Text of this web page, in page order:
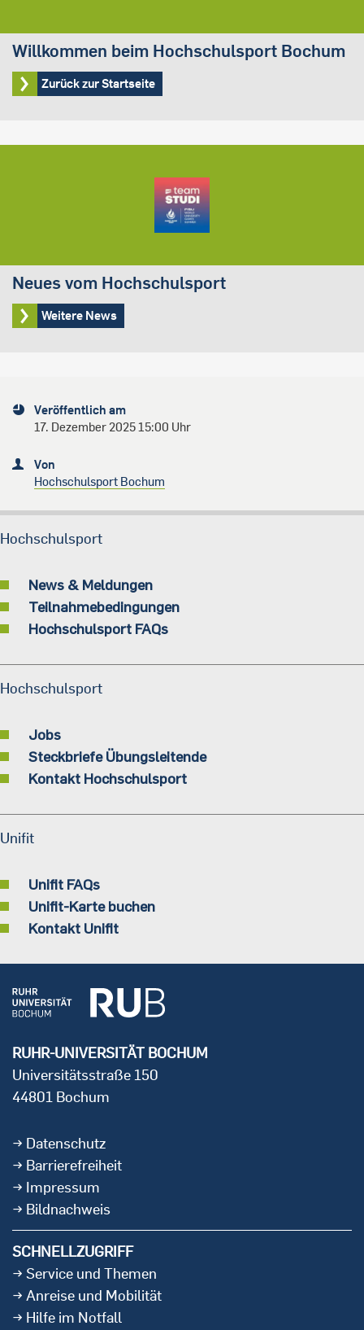
Willkommen beim Hochschulsport Bochum
Zurück zur Startseite
Neues vom Hochschulsport
Weitere News
Veröffentlich am
17. Dezember 2025 15:00 Uhr
Von
Hochschulsport Bochum
Hochschulsport
News & Meldungen
Teilnahmebedingungen
Hochschulsport FAQs
Hochschulsport
Jobs
Steckbriefe Übungsleitende
Kontakt Hochschulsport
Unifit
Unifit FAQs
Unifit-Karte buchen
Kontakt Unifit
RUHR-UNIVERSITÄT BOCHUM
Universitätsstraße 150
44801 Bochum
Datenschutz
Barrierefreiheit
Impressum
Bildnachweis
SCHNELLZUGRIFF
Service und Themen
Anreise und Mobilität
Hilfe im Notfall